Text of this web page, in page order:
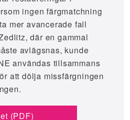
ingen färgmatchning
mer avancerade fall
där en gammal
avlägsnas, kunde
användas tillsammans
att dölja missfärgningen
(PDF)